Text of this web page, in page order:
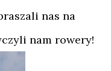
nas na
nam rowery!